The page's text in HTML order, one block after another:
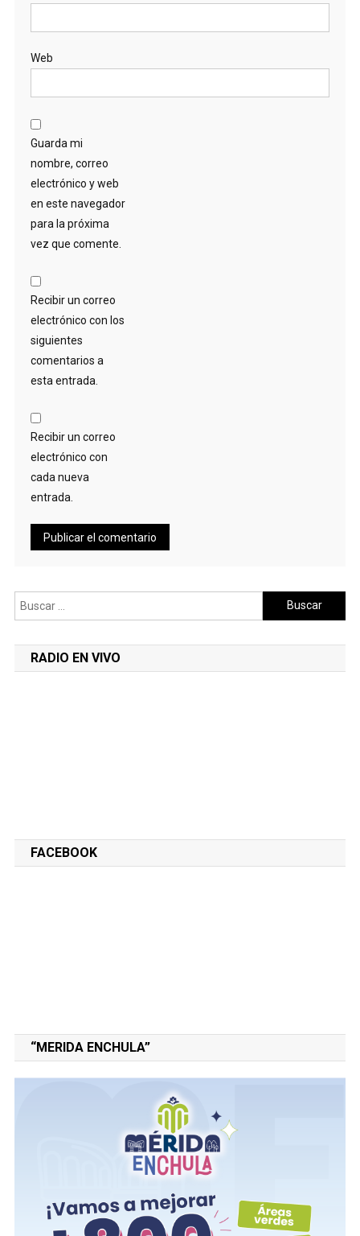
Web
Guarda mi
nombre, correo
electrónico y web
en este navegador
para la próxima
vez que comente.
Recibir un correo
electrónico con los
siguientes
comentarios a
esta entrada.
Recibir un correo
electrónico con
cada nueva
entrada.
Buscar:
RADIO EN VIVO
FACEBOOK
“MERIDA ENCHULA”